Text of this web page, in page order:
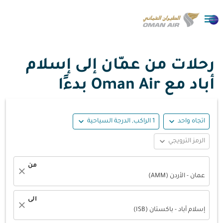

رحلات من عمّان إلى إسلام
أباد مع Oman Air بدءًا
اتجاه واحد expand_more 1 الراكب, الدرجة السياحية expand_more
الرمز الترويجي expand_more
من
عمان - الأردن (AMM)
close
الى
إسلام أباد - باكستان (ISB)
close